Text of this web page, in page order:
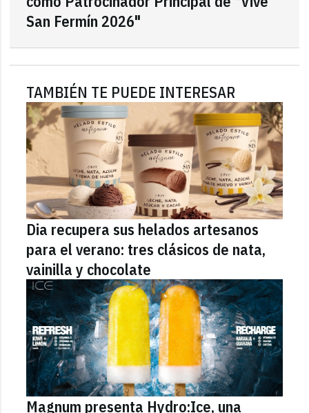
San Fermín 2026"
TAMBIÉN TE PUEDE INTERESAR
Dia recupera sus helados artesanos
para el verano: tres clásicos de nata,
vainilla y chocolate
Magnum presenta Hydro:Ice, una